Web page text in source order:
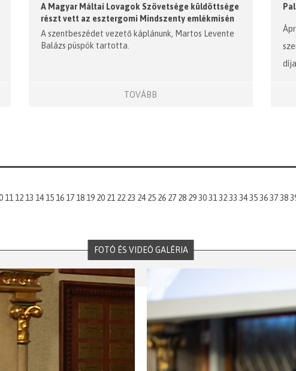
A Magyar Máltai Lovagok Szövetsége küldöttsége
részt vett az esztergomi Mindszenty emlékmisén
A szentbeszédet vezető káplánunk, Martos Levente
Balázs püspök tartotta.
TOVÁBB
11 12 13 14 15 16 17 18 19 20 21 22 23 24 25 26 27 28 293031 3233 3435363738
FOTÓ ÉS VIDEÓ GALÉRIA